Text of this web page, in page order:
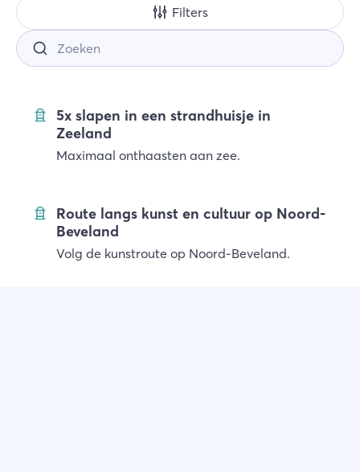
Zoek
Filters
5x slapen in een strandhuisje in
Zeeland
Maximaal onthaasten aan zee.
Route langs kunst en cultuur op Noord-
Beveland
Volg de kunstroute op Noord-Beveland.